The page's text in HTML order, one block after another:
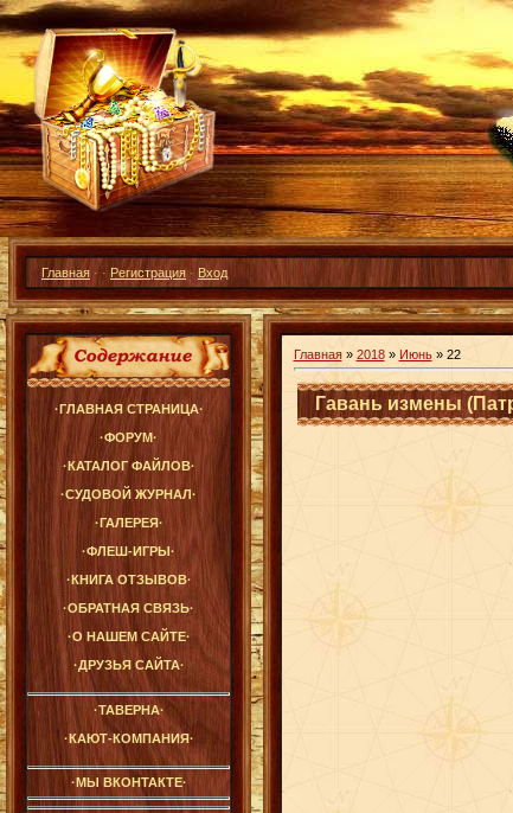
Главная · · Регистрация· Вход
·ГЛАВНАЯ СТРАНИЦА·
·ФОРУМ·
·КАТАЛОГ ФАЙЛОВ·
·СУДОВОЙ ЖУРНАЛ·
·ГАЛЕРЕЯ·
·ФЛЕШ-ИГРЫ·
·КНИГА ОТЗЫВОВ·
·ОБРАТНАЯ СВЯЗЬ·
·О НАШЕМ САЙТЕ·
·ДРУЗЬЯ САЙТА·
·ТАВЕРНА·
·КАЮТ-КОМПАНИЯ·
·МЫ ВКОНТАКТЕ·
Главная» 2018 » Июнь » 22
Гавань измены